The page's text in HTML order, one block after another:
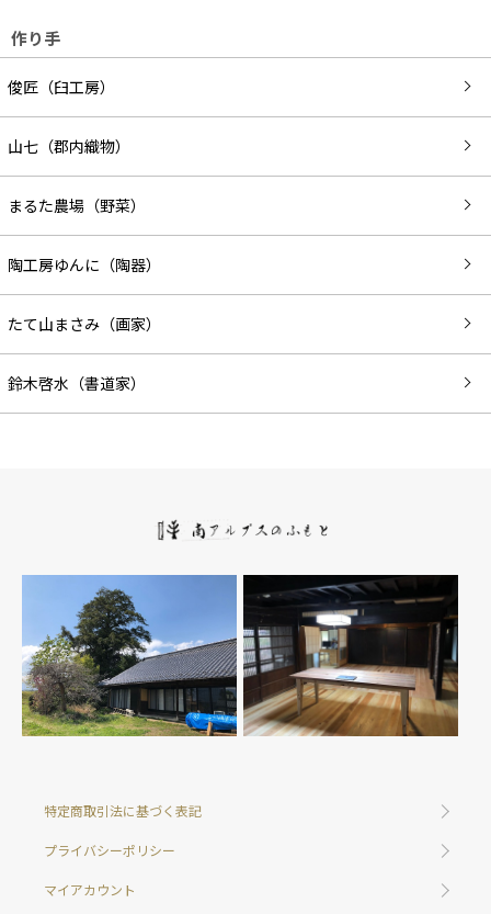
作り手
俊匠（臼工房）
山七（郡内織物）
まるた農場（野菜）
陶工房ゆんに（陶器）
たて山まさみ（画家）
鈴木啓水（書道家）
特定商取引法に基づく表記
プライバシーポリシー
マイアカウント